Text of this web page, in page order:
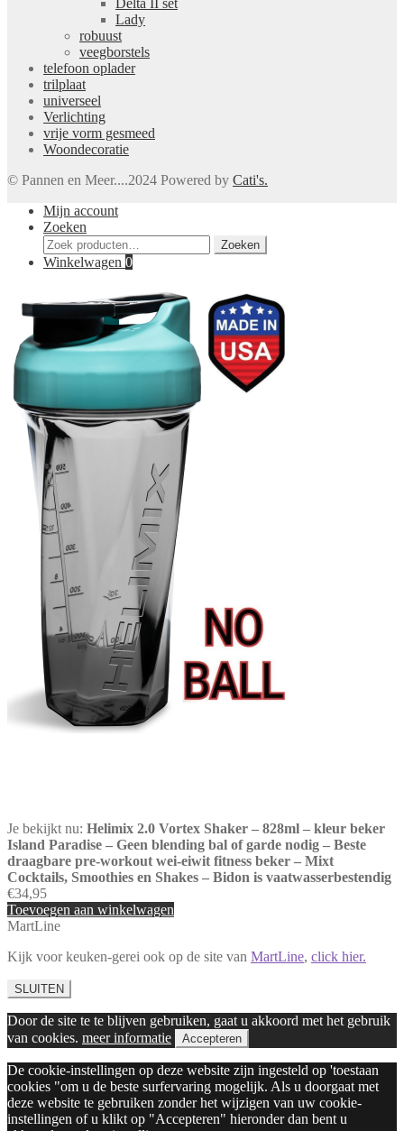
Lady
robuust
veegborstels
telefoon oplader
trilplaat
universeel
Verlichting
vrije vorm gesmeed
Woondecoratie
© Pannen en Meer....2024 Powered by Cati's.
Mijn account
Zoeken
Zoeken
naar:
Zoeken
Winkelwagen 0
Je bekijkt nu: Helimix 2.0 Vortex Shaker – 828ml – kleur beker
Island Paradise – Geen blending bal of garde nodig – Beste
draagbare pre-workout wei-eiwit fitness beker – Mixt
Cocktails, Smoothies en Shakes – Bidon is vaatwasserbestendig
€34,95
Toevoegen aan winkelwagen
MartLine
Kijk voor keuken-gerei ook op de site van MartLine, click hier.
SLUITEN
Door de site te te blijven gebruiken, gaat u akkoord met het gebruik
van cookies. meer informatie Accepteren
De cookie-instellingen op deze website zijn ingesteld op 'toestaan
cookies "om u de beste surfervaring mogelijk. Als u doorgaat met
deze website te gebruiken zonder het wijzigen van uw cookie-
instellingen of u klikt op "Accepteren" hieronder dan bent u